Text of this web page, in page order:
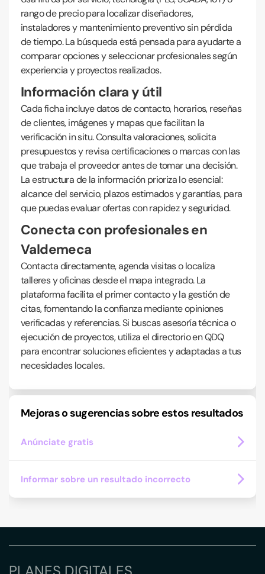
rango de precio para localizar diseñadores,
instaladores y mantenimiento preventivo sin pérdida
de tiempo. La búsqueda está pensada para ayudarte a
comparar opciones y seleccionar profesionales según
experiencia y proyectos realizados.
Información clara y útil
Cada ficha incluye datos de contacto, horarios, reseñas
de clientes, imágenes y mapas que facilitan la
verificación in situ. Consulta valoraciones, solicita
presupuestos y revisa certificaciones o marcas con las
que trabaja el proveedor antes de tomar una decisión.
La estructura de la información prioriza lo esencial:
alcance del servicio, plazos estimados y garantías, para
que puedas evaluar ofertas con rapidez y seguridad.
Conecta con profesionales en
Valdemeca
Contacta directamente, agenda visitas o localiza
talleres y oficinas desde el mapa integrado. La
plataforma facilita el primer contacto y la gestión de
citas, fomentando la confianza mediante opiniones
verificadas y referencias. Si buscas asesoría técnica o
ejecución de proyectos, utiliza el directorio en QDQ
para encontrar soluciones eficientes y adaptadas a tus
necesidades locales.
Mejoras o sugerencias sobre estos resultados
Anúnciate gratis
Informar sobre un resultado incorrecto